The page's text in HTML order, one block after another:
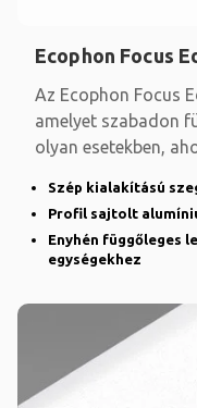
Ecophon Focus
Az Ecophon Focus
amelyet szabadon
olyan esetekben,
Szép kialakítású
Profil sajtolt
Enyhén függőleges
egységekhez